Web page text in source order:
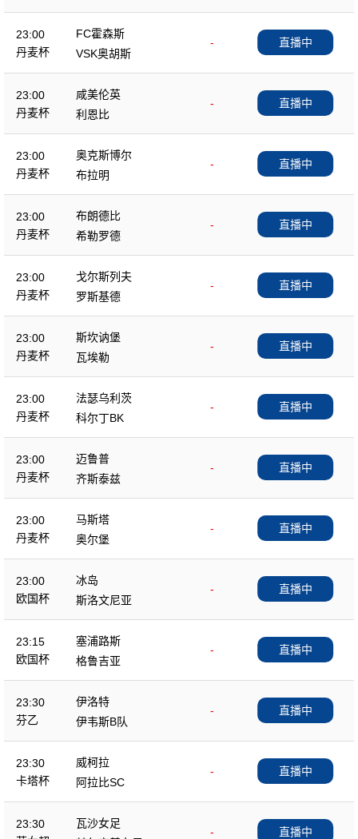
23:00
丹麦杯
FC霍森斯
-
VSK奥胡斯
直播中
23:00
丹麦杯
咸美伦英
-
利恩比
直播中
23:00
丹麦杯
奥克斯博尔
-
布拉明
直播中
23:00
丹麦杯
布朗德比
-
希勒罗德
直播中
23:00
丹麦杯
戈尔斯列夫
-
罗斯基德
直播中
23:00
丹麦杯
斯坎讷堡
-
瓦埃勒
直播中
23:00
丹麦杯
法瑟乌利茨
-
科尔丁BK
直播中
23:00
丹麦杯
迈鲁普
-
齐斯泰兹
直播中
23:00
丹麦杯
马斯塔
-
奥尔堡
直播中
23:00
欧国杯
冰岛
-
斯洛文尼亚
直播中
23:15
欧国杯
塞浦路斯
-
格鲁吉亚
直播中
23:30
芬乙
伊洛特
-
伊韦斯B队
直播中
23:30
卡塔杯
威柯拉
-
阿拉比SC
直播中
23:30
瓦沙女足
-
直播中